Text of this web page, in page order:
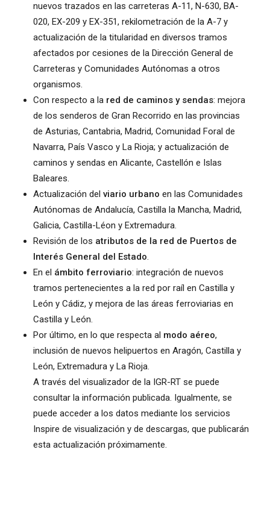
nuevos trazados en las carreteras A-11, N-630, BA-
020, EX-209 y EX-351, rekilometración de la A-7 y
actualización de la titularidad en diversos tramos
afectados por cesiones de la Dirección General de
Carreteras y Comunidades Autónomas a otros
organismos.
Con respecto a la red de caminos y sendas: mejora
de los senderos de Gran Recorrido en las provincias
de Asturias, Cantabria, Madrid, Comunidad Foral de
Navarra, País Vasco y La Rioja; y actualización de
caminos y sendas en Alicante, Castellón e Islas
Baleares.
Actualización delviario urbano en las Comunidades
Autónomas de Andalucía, Castilla la Mancha, Madrid,
Galicia, Castilla-Léon y Extremadura.
Revisión de los atributos de la red de Puertos de
Interés General del Estado.
En el ámbito ferroviario: integración de nuevos
tramos pertenecientes a la red por raíl en Castilla y
León y Cádiz, y mejora de las áreas ferroviarias en
Castilla y León.
Por último, en lo que respecta al modo aéreo,
inclusión de nuevos helipuertos en Aragón, Castilla y
León, Extremadura y La Rioja.
A través del visualizador de la IGR-RT se puede
consultar la información publicada. Igualmente, se
puede acceder a los datos mediante los servicios
Inspire de visualización y de descargas, que publicarán
esta actualización próximamente.